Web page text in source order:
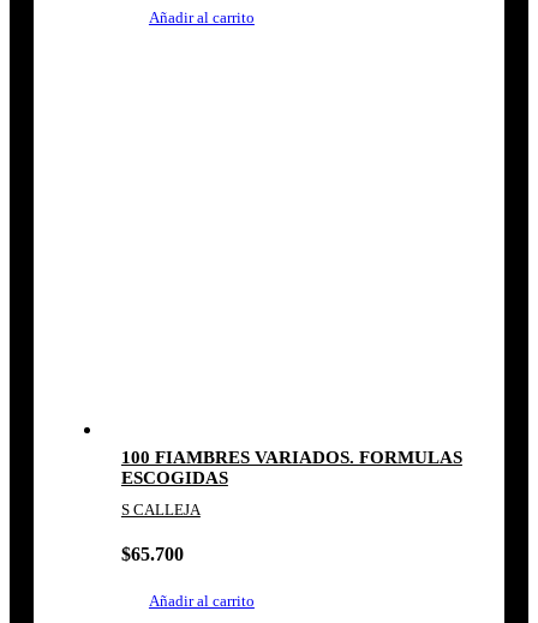
Añadir al carrito
100 FIAMBRES VARIADOS. FORMULAS
ESCOGIDAS
S CALLEJA
$65.700
Añadir al carrito